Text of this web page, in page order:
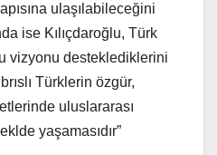
ulaşılabileceğini
ise Kılıçdaroğlu, Türk
vizyonu desteklediklerini
Türklerin özgür,
uluslararası
yaşamasıdır”